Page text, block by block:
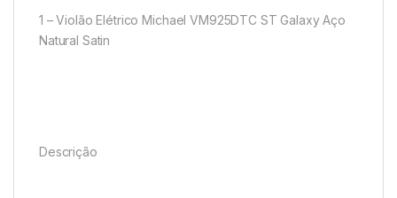
1 – Violão Elétrico Michael VM925DTC ST Galaxy Aço
Natural Satin
Descrição